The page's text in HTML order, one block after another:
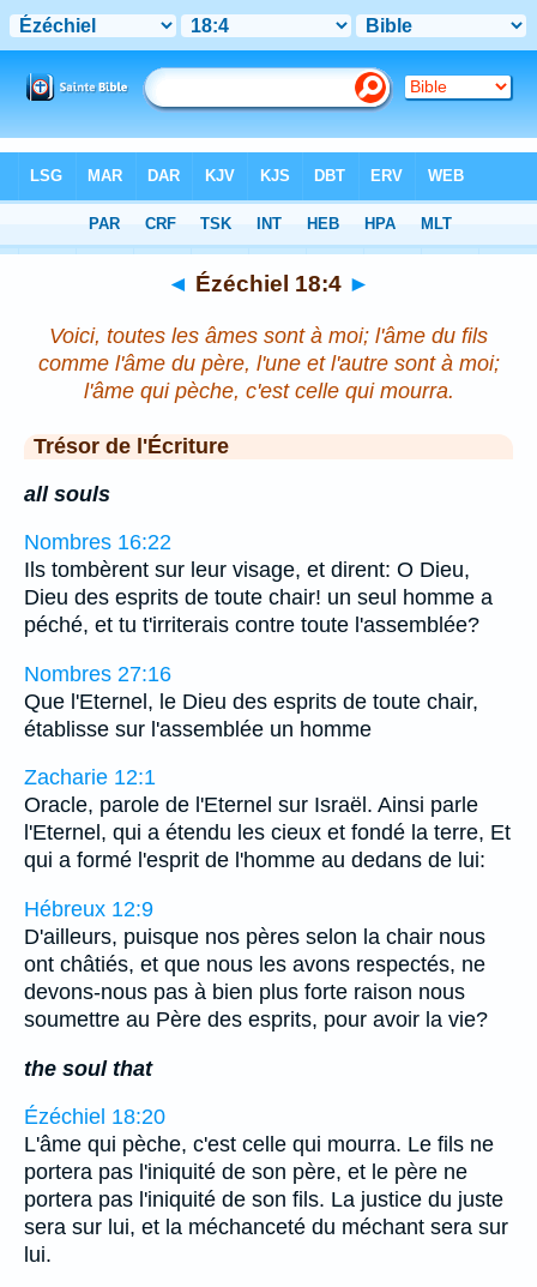
Chapitre 18> Verset 4
◄ Ézéchiel 18:4 ►
Voici, toutes les âmes sont à moi; l'âme du fils
comme l'âme du père, l'une et l'autre sont à moi;
l'âme qui pèche, c'est celle qui mourra.
Trésor de l'Écriture
all souls
Nombres 16:22
Ils tombèrent sur leur visage, et dirent: O Dieu,
Dieu des esprits de toute chair! un seul homme a
péché, et tu t'irriterais contre toute l'assemblée?
Nombres 27:16
Que l'Eternel, le Dieu des esprits de toute chair,
établisse sur l'assemblée un homme
Zacharie 12:1
Oracle, parole de l'Eternel sur Israël. Ainsi parle
l'Eternel, qui a étendu les cieux et fondé la terre, Et
qui a formé l'esprit de l'homme au dedans de lui:
Hébreux 12:9
D'ailleurs, puisque nos pères selon la chair nous
ont châtiés, et que nous les avons respectés, ne
devons-nous pas à bien plus forte raison nous
soumettre au Père des esprits, pour avoir la vie?
the soul that
Ézéchiel 18:20
L'âme qui pèche, c'est celle qui mourra. Le fils ne
portera pas l'iniquité de son père, et le père ne
portera pas l'iniquité de son fils. La justice du juste
sera sur lui, et la méchanceté du méchant sera sur
lui.